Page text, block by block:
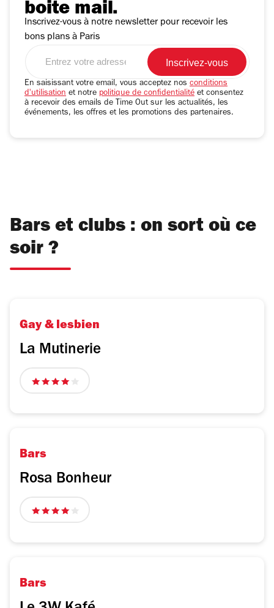
boite mail.
Inscrivez-vous à notre newsletter pour recevoir les
bons plans à Paris
adresse
email
En saisissant votre email, vous acceptez nos conditions
d'utilisation et notre politique de confidentialité et consentez
à recevoir des emails de Time Out sur les actualités, les
événements, les offres et les promotions des partenaires.
Bars et clubs : on sort où ce
soir ?
Gay & lesbien
La Mutinerie
4
5
Bars
Rosa Bonheur
4
5
Bars